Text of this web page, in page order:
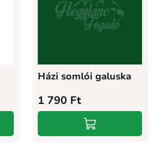
Házi somlói galuska
1 790 Ft